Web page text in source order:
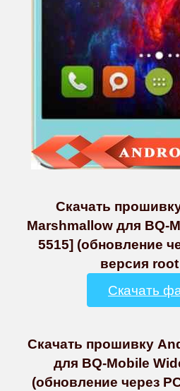
Скачать
Marshmallow для BQ-
5515] (обновление
версия root
Скачать
Скачать прошивку
для BQ-Mobile
(обновление через